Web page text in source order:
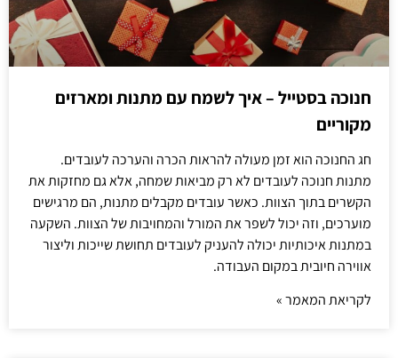
חנוכה בסטייל – איך לשמח עם מתנות ומארזים
מקוריים
חג החנוכה הוא זמן מעולה להראות הכרה והערכה לעובדים.
מתנות חנוכה לעובדים לא רק מביאות שמחה, אלא גם מחזקות את
הקשרים בתוך הצוות. כאשר עובדים מקבלים מתנות, הם מרגישים
מוערכים, וזה יכול לשפר את המורל והמחויבות של הצוות. השקעה
במתנות איכותיות יכולה להעניק לעובדים תחושת שייכות וליצור
אווירה חיובית במקום העבודה.
לקריאת המאמר »